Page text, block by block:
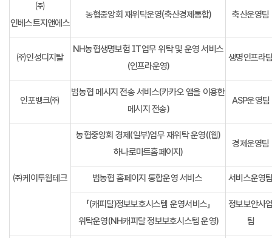
㈜
인베스트지앤에스
농협중앙회 재위탁운영(축산경제통합) 축산운영팀
㈜인성디지탈
NH농협생명보험 IT업무 위탁 및 운영 서비스
(인프라운영)
생명인프라
인포뱅크㈜
범농협 메시지 전송 서비스(카카오 앱을 이용한
메시지 전송)
ASP운영팀
㈜케이투웹테크
농협중앙회 경제(일부)업무 재위탁 운영((웹)
하나로마트홈페이지)
경제운영팀
범농협 홈페이지 통합운영 서비스 서비스운영
「(캐피탈)정보보호시스템 운영서비스」
위탁운영(NH캐피탈 정보보호시스템 운영)
정보보안사
팀